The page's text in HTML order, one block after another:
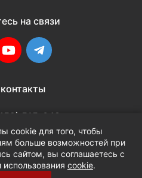
cookie для того, чтобы
больше возможностей при
сайтом, вы соглашаетесь с
cookie.
на связи
YouTubeTelegram
515-048